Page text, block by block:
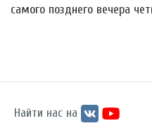
самого позднего вечера
Найти нас на